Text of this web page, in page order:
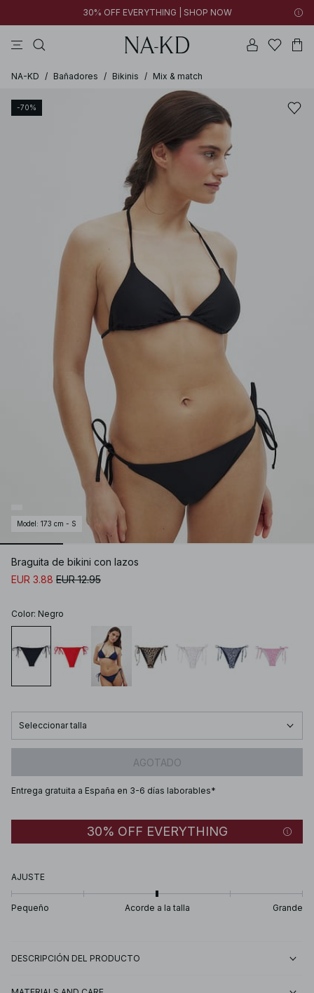
30% OFF EVERYTHING | SHOP NOW
NA-KD / Bañadores / Bikinis / Mix & match
-70%
Model : 173 cm - S
Braguita de bikini con lazos
EUR 3.88 EUR 12.95
Color: Negro
Seleccionar talla
AGOTADO
Entrega gratuita a España en 3-6 días laborables*
30% OFF EVERYTHING
AJUSTE
Pequeño Acorde a la talla Grande
DESCRIPCIÓN DEL PRODUCTO